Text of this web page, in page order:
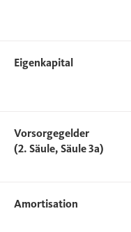
Eigenkapital
Vorsorgegelder
(2. Säule, Säule 3a)
Amortisation